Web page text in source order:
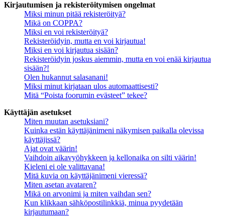
Kirjautumisen ja rekisteröitymisen ongelmat
Miksi minun pitää rekisteröityä?
Mikä on COPPA?
Miksi en voi rekisteröityä?
Rekisteröidyin, mutta en voi kirjautua!
Miksi en voi kirjautua sisään?
Rekisteröidyin joskus aiemmin, mutta en voi enää kirjautua
sisään?!
Olen hukannut salasanani!
Miksi minut kirjataan ulos automaattisesti?
Mitä “Poista foorumin evästeet” tekee?
Käyttäjän asetukset
Miten muutan asetuksiani?
Kuinka estän käyttäjänimeni näkymisen paikalla olevissa
käyttäjissä?
Ajat ovat väärin!
Vaihdoin aikavyöhykkeen ja kellonaika on silti väärin!
Kieleni ei ole valittavana!
Mitä kuvia on käyttäjänimeni vieressä?
Miten asetan avataren?
Mikä on arvonimi ja miten vaihdan sen?
Kun klikkaan sähköpostilinkkiä, minua pyydetään
kirjautumaan?